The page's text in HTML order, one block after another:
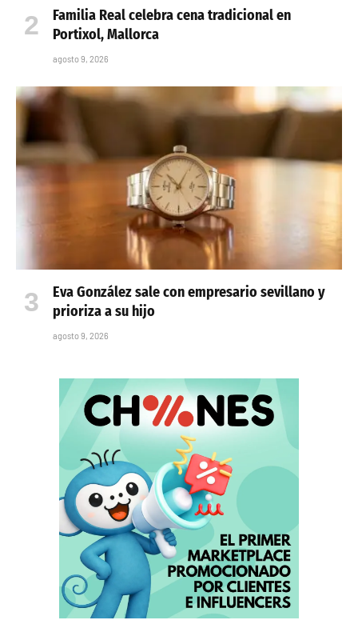
Familia Real celebra cena tradicional en
Portixol, Mallorca
agosto 9, 2026
Eva González sale con empresario sevillano y
prioriza a su hijo
agosto 9, 2026